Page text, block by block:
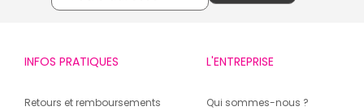
INFOS PRATIQUES
Retours et remboursements
L'ENTREPRISE
Qui sommes-nous ?